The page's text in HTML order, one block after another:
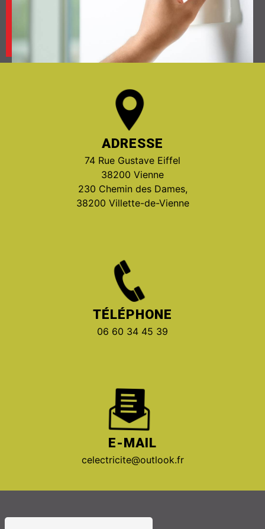
ADRESSE
74 Rue Gustave Eiffel
38200 Vienne
230 Chemin des Dames,
38200 Villette-de-Vienne
TÉLÉPHONE
06 60 34 45 39
E-MAIL
celectricite@outlook.fr